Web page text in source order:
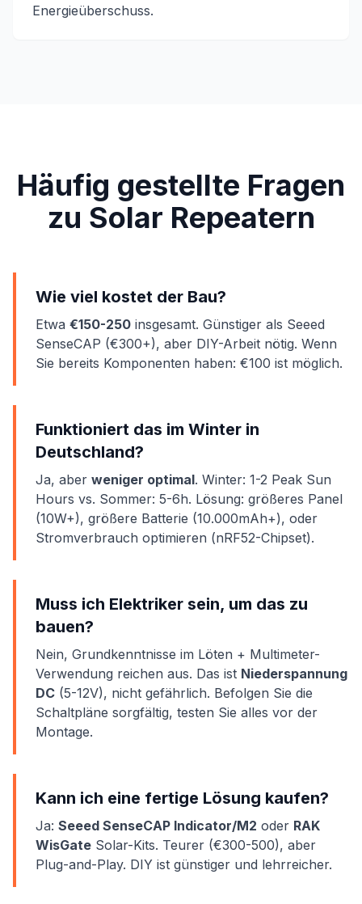
Energieüberschuss.
Häufig gestellte Fragen
zu Solar Repeatern
Wie viel kostet der Bau?
Etwa €150-250 insgesamt. Günstiger als Seeed
SenseCAP (€300+), aber DIY-Arbeit nötig. Wenn
Sie bereits Komponenten haben: €100 ist möglich.
Funktioniert das im Winter in
Deutschland?
Ja, aber weniger optimal. Winter: 1-2 Peak Sun
Hours vs. Sommer: 5-6h. Lösung: größeres Panel
(10W+), größere Batterie (10.000mAh+), oder
Stromverbrauch optimieren (nRF52-Chipset).
Muss ich Elektriker sein, um das zu
bauen?
Nein, Grundkenntnisse im Löten + Multimeter-
Verwendung reichen aus. Das ist Niederspannung
DC (5-12V), nicht gefährlich. Befolgen Sie die
Schaltpläne sorgfältig, testen Sie alles vor der
Montage.
Kann ich eine fertige Lösung kaufen?
Ja: Seeed SenseCAP Indicator/M2 oder RAK
WisGate Solar-Kits. Teurer (€300-500), aber
Plug-and-Play. DIY ist günstiger und lehrreicher.